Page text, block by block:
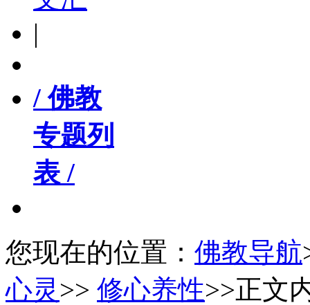
|
/ 佛教
专题列
表 /
您现在的位置： 佛教导航
心灵 >> 修心养性>>正文